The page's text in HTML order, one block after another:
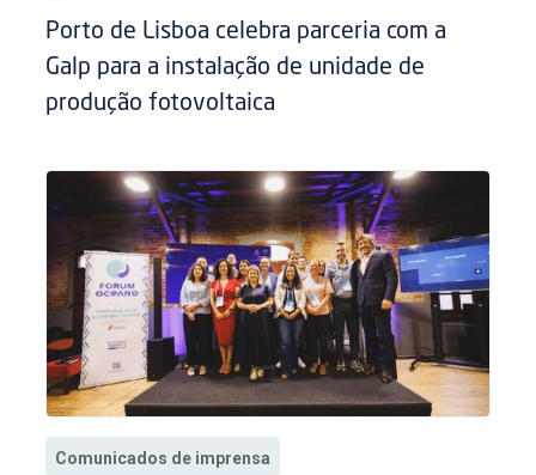
Porto de Lisboa celebra parceria com a
Galp para a instalação de unidade de
produção fotovoltaica
Comunicados de imprensa